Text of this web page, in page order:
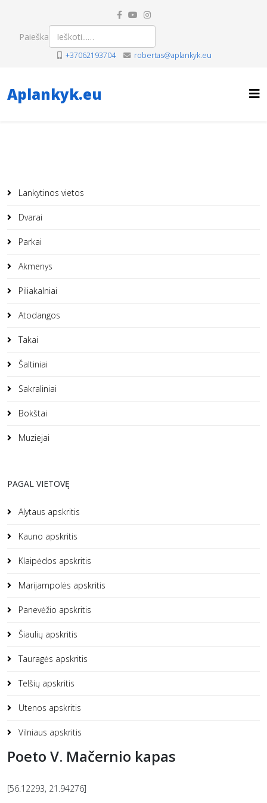
Paieška
+37062193704 robertas@aplankyk.eu
Aplankyk.eu
Lankytinos vietos
Dvarai
Parkai
Akmenys
Piliakalniai
Atodangos
Takai
Šaltiniai
Sakraliniai
Bokštai
Muziejai
PAGAL VIETOVĘ
Alytaus apskritis
Kauno apskritis
Klaipėdos apskritis
Marijampolės apskritis
Panevėžio apskritis
Šiaulių apskritis
Tauragės apskritis
Telšių apskritis
Utenos apskritis
Vilniaus apskritis
Poeto V. Mačernio kapas
[56.12293, 21.94276]